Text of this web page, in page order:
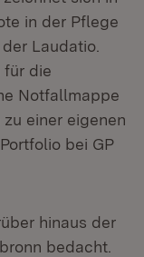
in der Pflege
Laudatio.
für die
Notfallmappe
einer eigenen
bei GP
hinaus der
bedacht.